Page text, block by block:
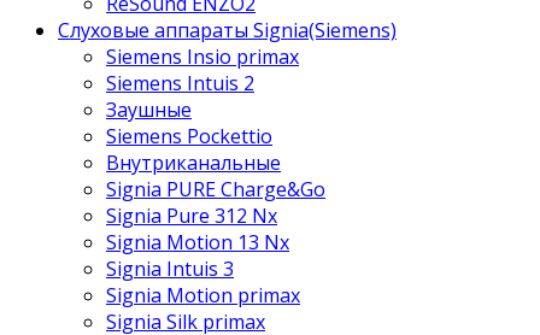
Слуховые аппараты Signia(Siemens)
Siemens Insio primax
Siemens Intuis 2
Заушные
Siemens Pockettio
Внутриканальные
Signia PURE Charge&Go
Signia Pure 312 Nx
Signia Motion 13 Nx
Signia Intuis 3
Signia Motion primax
Signia Silk primax